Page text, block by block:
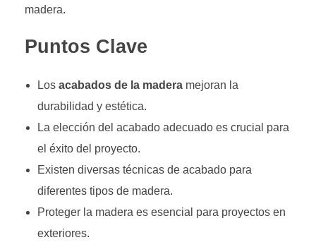
madera.
Puntos Clave
Los acabados de la maderamejoran la
durabilidad y estética.
La elección del acabado adecuado es crucial para
el éxito del proyecto.
Existen diversas técnicas de acabado para
diferentes tipos de madera.
Proteger la madera es esencial para proyectos en
exteriores.